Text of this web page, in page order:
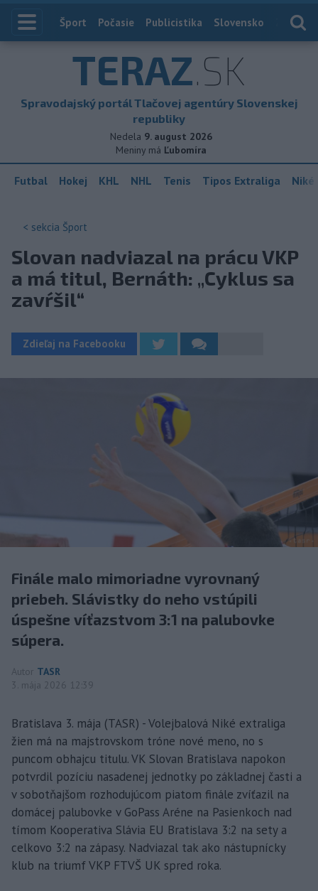
Index
Šport Počasie Publicistika Slovensko
TERAZ.SK
Spravodajský portál Tlačovej agentúry Slovenskej
republiky
Nedela 9. august 2026
Meniny má Ľubomíra
Futbal Hokej KHL NHL Tenis Tipos Extraliga
< sekcia Šport
Slovan nadviazal na prácu VKP
a má titul, Bernáth: „Cyklus sa
zavŕšil“
Zdieľaj na Facebooku
Finále malo mimoriadne vyrovnaný
priebeh. Slávistky do neho vstúpili
úspešne víťazstvom 3:1 na palubovke
súpera.
Autor TASR
3. mája 2026 12:39
Bratislava 3. mája (TASR) - Volejbalová Niké extraliga
žien má na majstrovskom tróne nové meno, no s
puncom obhajcu titulu. VK Slovan Bratislava napokon
potvrdil pozíciu nasadenej jednotky po základnej časti a
v sobotňajšom rozhodujúcom piatom finále zvíťazil na
domácej palubovke v GoPass Aréne na Pasienkoch nad
tímom Kooperativa Slávia EU Bratislava 3:2 na sety a
celkovo 3:2 na zápasy. Nadviazal tak ako nástupnícky
klub na triumf VKP FTVŠ UK spred roka.